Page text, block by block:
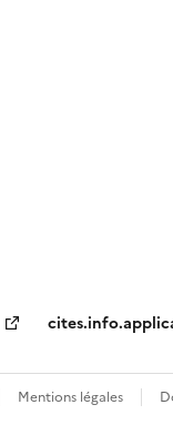
Mentions légales